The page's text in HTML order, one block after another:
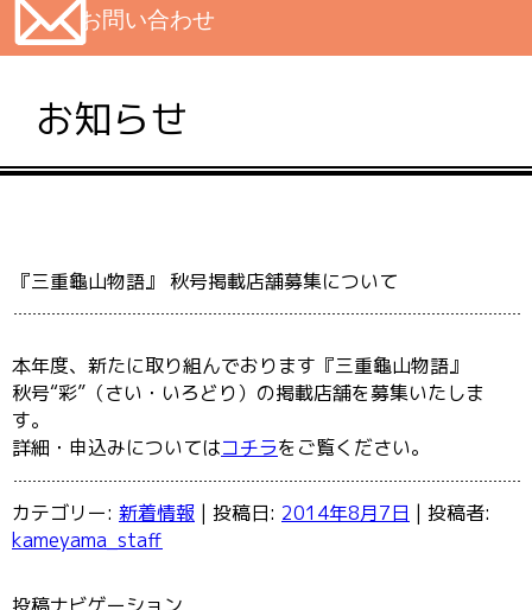
お問い合わせ
お知らせ
『三重龜山物語』 秋号掲載店舗募集について
本年度、新たに取り組んでおります『三重龜山物語』
秋号“彩”（さい・いろどり）の掲載店舗を募集いたしま
す。
詳細・申込みについてはコチラをご覧ください。
カテゴリー: 新着情報 | 投稿日: 2014年8月7日 | 投稿者:
kameyama_staff